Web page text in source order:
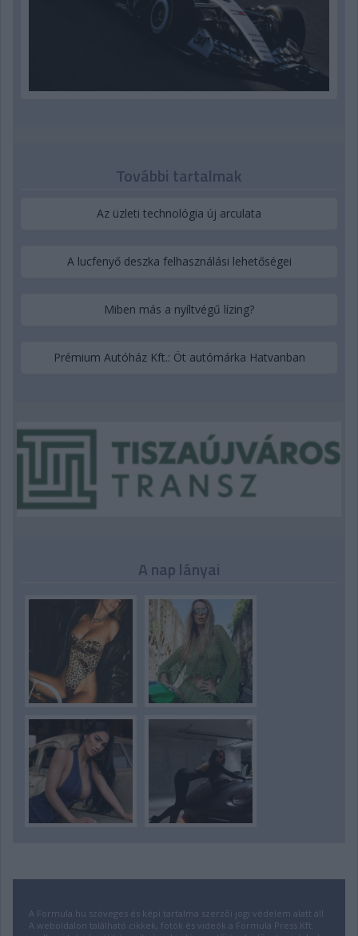
További tartalmak
Az üzleti technológia új arculata
A lucfenyő deszka felhasználási lehetőségei
Miben más a nyíltvégű lízing?
Prémium Autóház Kft.: Öt autómárka Hatvanban
A nap lányai
A Formula.hu szöveges és képi tartalma szerzői jogi védelem alatt áll.
A weboldalon található cikkek, fotók és videók a Formula Press Kft.